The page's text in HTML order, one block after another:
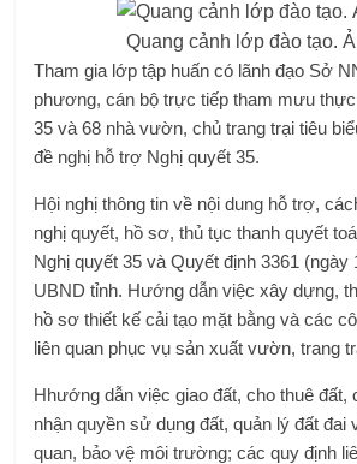
Quang cảnh lớp đào tạo.
Tham gia lớp tập huấn có lãnh đạo Sở
phương, cán bộ trực tiếp tham mưu
35 và 68 nhà vườn, chủ trang trại tiêu
đề nghị hỗ trợ Nghị quyết 35.
Hội nghị thông tin về nội dung hỗ trợ,
nghị quyết, hồ sơ, thủ tục thanh quyết
Nghị quyết 35 và Quyết định 3361 (ngày
UBND tỉnh. Hướng dẫn việc xây dựng,
hồ sơ thiết kế cải tạo mặt bằng và các
liên quan phục vụ sản xuất vườn, trang
Hhướng dẫn việc giao đất, cho thuê đất,
nhận quyền sử dụng đất, quản lý đất đai
quan, bảo vệ môi trường; các quy định